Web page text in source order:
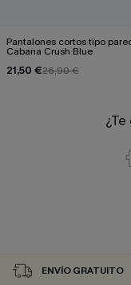
Pantalones cortos tipo
Cabana Crush Blue
21,50 €26,90 €
ENVÍO GRATUITO